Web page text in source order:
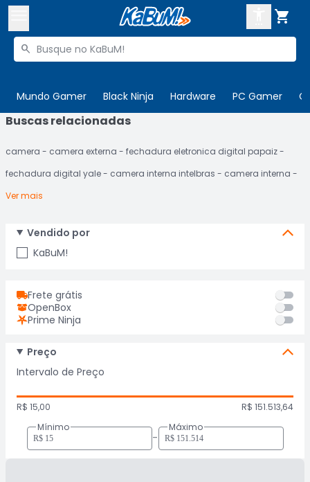

Buscar produtos

Mundo Gamer Black Ninja Hardware PC Gamer

 Departamentos
Cupons
 Ativar tradutor em libras
ENTRE
CADASTRE-SE
Buscas relacionadas
camera camera externa
fechadura eletronica digital papaiz
fechadura digital yale
camera interna intelbras
camera interna
Ver mais
Vendido por
KaBuM!
Frete grátis
OpenBox
Prime Ninja
Preço
Intervalo de Preço
R$ 15,00
R$ 151.513,64
Mínimo
-
Máximo